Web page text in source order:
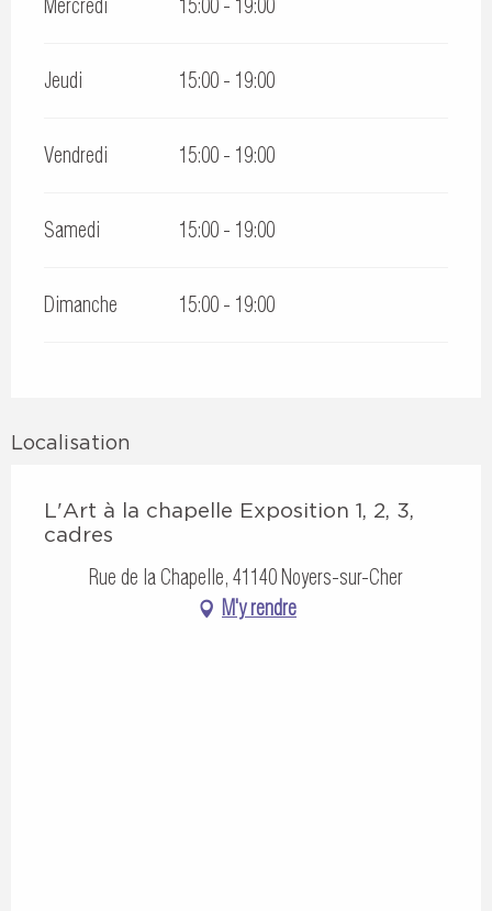
Mercredi 15:00 - 19:00
Jeudi 15:00 - 19:00
Vendredi 15:00 - 19:00
Samedi 15:00 - 19:00
Dimanche 15:00 - 19:00
Localisation
L'Art à la chapelle Exposition 1, 2, 3,
cadres
Rue de la Chapelle, 41140 Noyers-sur-Cher
M'y rendre